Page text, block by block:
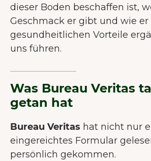
dieser Boden beschaffen ist,
Geschmack er gibt und wie er
gesundheitlichen Vorteile
uns führen.
Was Bureau Veritas
getan hat
Bureau Veritas hat nicht nur
eingereichtes Formular
persönlich gekommen.